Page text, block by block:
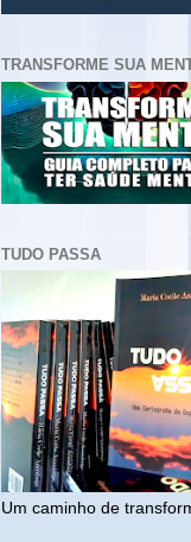
TRANSFORME SUA
TUDO PASSA
Um caminho de